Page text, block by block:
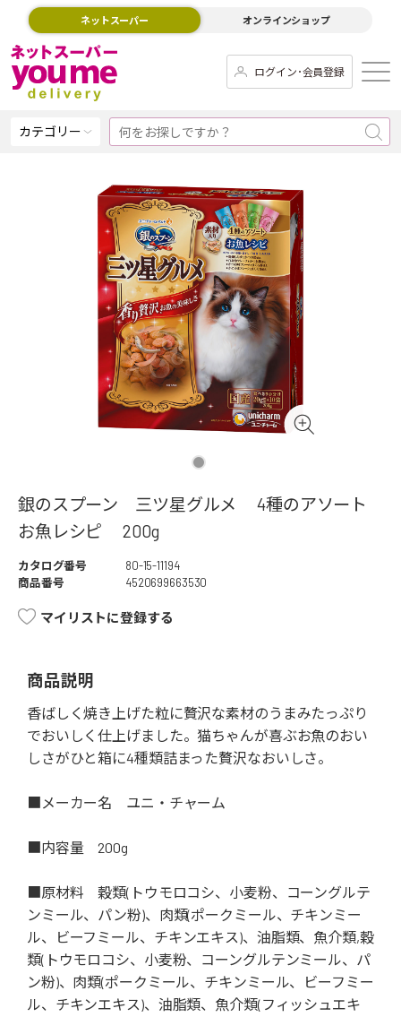
ネットスーパー オンラインショップ
ログイン･会員登録
カテゴリー
銀のスプーン 三ツ星グルメ 4種のアソート
お魚レシピ 200g
カタログ番号
80-15-11194
商品番号
4520699663530
マイリストに登録する
商品説明
香ばしく焼き上げた粒に贅沢な素材のうまみたっぷり
でおいしく仕上げました。猫ちゃんが喜ぶお魚のおい
しさがひと箱に4種類詰まった贅沢なおいしさ。
■メーカー名 ユニ・チャーム
■内容量 200g
■原材料 穀類(トウモロコシ、小麦粉、コーングルテ
ンミール、パン粉)、肉類(ポークミール、チキンミー
ル、ビーフミール、チキンエキス)、油脂類、魚介類,穀
類(トウモロコシ、小麦粉、コーングルテンミール、パ
ン粉)、肉類(ポークミール、チキンミール、ビーフミー
ル、チキンエキス)、油脂類、魚介類(フィッシュエキ